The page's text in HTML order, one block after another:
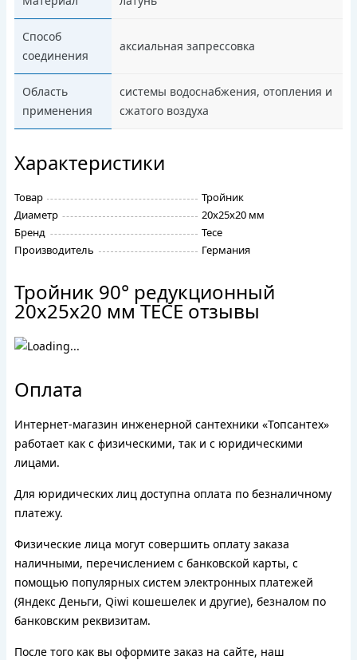
Способ
соединения
аксиальная запрессовка
Область
применения
системы водоснабжения, отопления и
сжатого воздуха
Характеристики
Товар
Тройник
Диаметр
20х25х20 мм
Бренд
Tece
Производитель
Германия
Тройник 90° редукционный
20х25х20 мм TECE отзывы
Оплата
Интернет-магазин инженерной сантехники «Топсантех»
работает как с физическими, так и с юридическими
лицами.
Для юридических лиц доступна оплата по безналичному
платежу.
Физические лица могут совершить оплату заказа
наличными, перечислением с банковской карты, с
помощью популярных систем электронных платежей
(Яндекс Деньги, Qiwi кошешелек и другие), безналом по
банковским реквизитам.
После того как вы оформите заказ на сайте, наш